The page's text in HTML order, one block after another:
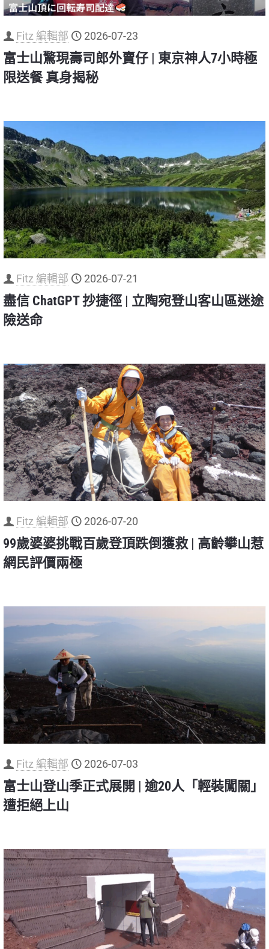
Fitz 編輯部 2026-07-23
富士山驚現壽司郎外賣仔 | 東京神人7小時極
限送餐 真身揭秘
Fitz 編輯部 2026-07-21
盡信 ChatGPT 抄捷徑 | 立陶宛登山客山區迷途
險送命
Fitz 編輯部 2026-07-20
99歲婆婆挑戰百歲登頂跌倒獲救 | 高齡攀山惹
網民評價兩極
Fitz 編輯部 2026-07-03
富士山登山季正式展開 | 逾20人「輕裝闖關」
遭拒絕上山